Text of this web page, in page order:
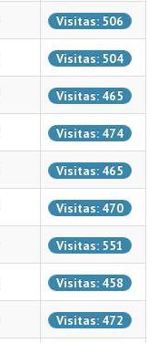
Visitas: 506
Visitas: 504
Visitas: 465
Visitas: 474
Visitas: 465
Visitas: 470
Visitas: 551
Visitas: 458
Visitas: 472